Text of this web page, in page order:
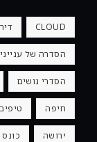
CLOUD
הסדרה של
הסדרי נושים
חיפה
ירושה